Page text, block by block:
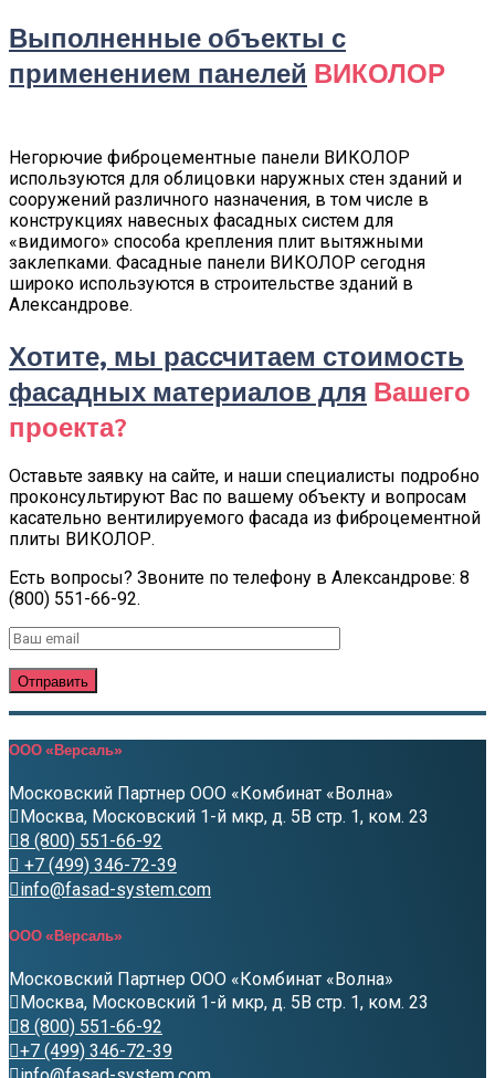
Выполненные объекты с
применением панелей ВИКОЛОР
Негорючие фиброцементные панели ВИКОЛОР
используются для облицовки наружных стен зданий и
сооружений различного назначения, в том числе в
конструкциях навесных фасадных систем для
«видимого» способа крепления плит вытяжными
заклепками. Фасадные панели ВИКОЛОР сегодня
широко используются в строительстве зданий в
Александрове.
Хотите, мы рассчитаем стоимость
фасадных материалов для Вашего
проекта?
Оставьте заявку на сайте, и наши специалисты подробно
проконсультируют Вас по вашему объекту и вопросам
касательно вентилируемого фасада из фиброцементной
плиты ВИКОЛОР.
Есть вопросы? Звоните по телефону в Александрове: 8
(800) 551-66-92.
ООО «Версаль»
Московский Партнер ООО «Комбинат «Волна»
Москва, Московский 1-й мкр, д. 5В стр. 1, ком. 23
8 (800) 551-66-92
+7 (499) 346-72-39
info@fasad-system.com
ООО «Версаль»
Московский Партнер ООО «Комбинат «Волна»
Москва, Московский 1-й мкр, д. 5В стр. 1, ком. 23
8 (800) 551-66-92
+7 (499) 346-72-39